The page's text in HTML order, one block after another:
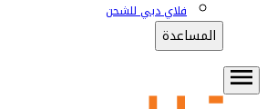
فلاي دبي للشحن
المساعدة